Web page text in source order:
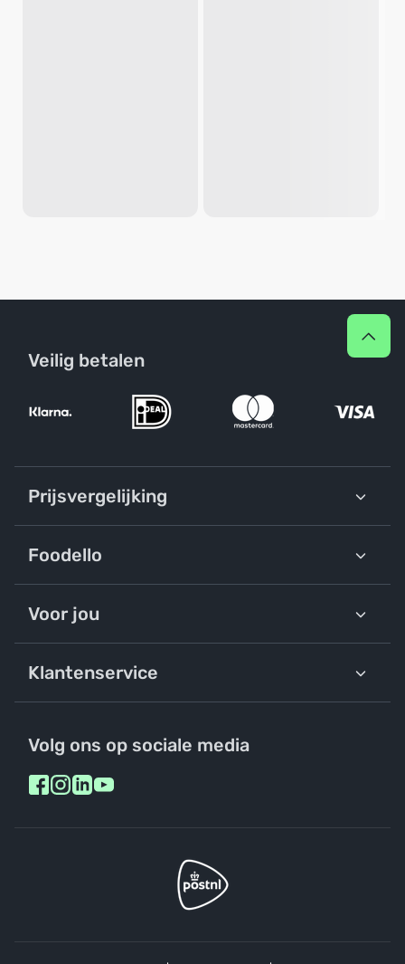
Veilig betalen
Prijsvergelijking
Foodello
Voor jou
Klantenservice
Volg ons op sociale media